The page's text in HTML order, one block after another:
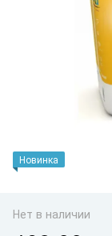
Новинка
Нет в наличии